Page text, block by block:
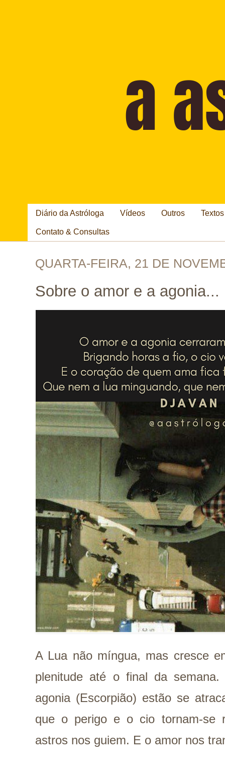
Diário da Astróloga Vídeos Outros
Contato & Consultas
QUARTA-FEIRA, 21 DE
Sobre o amor e a agonia...
A Lua não míngua, mas cresce
plenitude até o final da
agonia (Escorpião) estão se
que o perigo e o cio tornam-se
astros nos guiem. E o amor nos